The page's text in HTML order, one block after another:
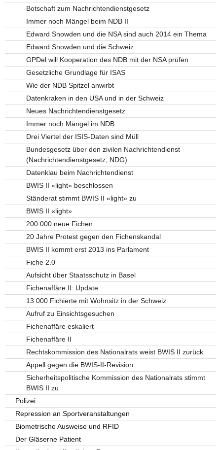
Botschaft zum Nachrichtendienstgesetz
Immer noch Mängel beim NDB II
Edward Snowden und die NSA sind auch 2014 ein Thema
Edward Snowden und die Schweiz
GPDel will Kooperation des NDB mit der NSA prüfen
Gesetzliche Grundlage für ISAS
Wie der NDB Spitzel anwirbt
Datenkraken in den USA und in der Schweiz
Neues Nachrichtendienstgesetz
Immer noch Mängel im NDB
Drei Viertel der ISIS-Daten sind Müll
Bundesgesetz über den zivilen Nachrichtendienst
(Nachrichtendienstgesetz; NDG)
Datenklau beim Nachrichtendienst
BWIS II «light» beschlossen
Ständerat stimmt BWIS II «light» zu
BWIS II «light»
200 000 neue Fichen
20 Jahre Protest gegen den Fichenskandal
BWIS II kommt erst 2013 ins Parlament
Fiche 2.0
Aufsicht über Staatsschutz in Basel
Fichenaffäre II: Update
13 000 Fichierte mit Wohnsitz in der Schweiz
Aufruf zu Einsichtsgesuchen
Fichenaffäre eskaliert
Fichenaffäre II
Rechtskommission des Nationalrats weist BWIS II zurück
Appell gegen die BWIS-II-Revision
Sicherheitspolitische Kommission des Nationalrats stimmt
BWIS II zu
Polizei
Repression an Sportveranstaltungen
Biometrische Ausweise und RFID
Der Gläserne Patient